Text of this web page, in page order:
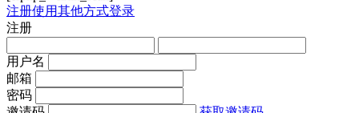
注册使用其他方式登录
注册
用户名
邮箱
密码